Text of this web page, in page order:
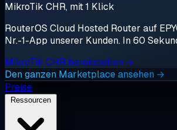
MikroTik CHR, mit 1 Klick
RouterOS Cloud Hosted Router auf
Nr.-1-App unserer Kunden. In 60
MikroTik CHR bereitstellen →
Den ganzen Marketplace ansehen →
Preise